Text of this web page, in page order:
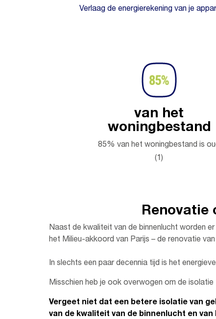
Verlaag de energierekening van je
van het
woningbestand
85% van het woningbestand is
(1)
Renovatie
Naast de kwaliteit van de binnenlucht worden
het Milieu-akkoord van Parijs – de renovatie
In slechts een paar decennia tijd is het
Misschien heb je ook overwogen om de
Vergeet niet dat een betere isolatie van
van de kwaliteit van de binnenlucht en